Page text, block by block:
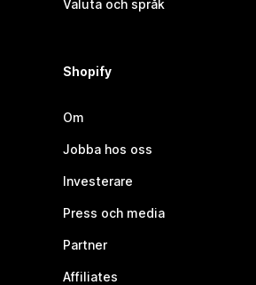
Valuta och språk
Shopify
Om
Jobba hos oss
Investerare
Press och media
Partner
Affiliates